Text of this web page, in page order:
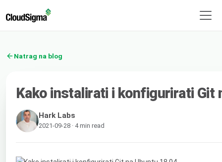
Natrag na blog
Kako instalirati i konfigurirati Git
Hark Labs
2021-09-28 · 4 min read